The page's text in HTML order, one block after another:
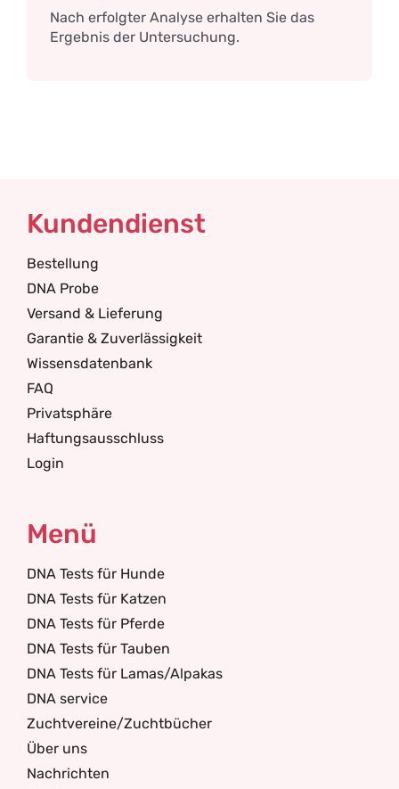
Nach erfolgter Analyse erhalten Sie das
Ergebnis der Untersuchung.
Kundendienst
Bestellung
DNA Probe
Versand & Lieferung
Garantie & Zuverlässigkeit
Wissensdatenbank
FAQ
Privatsphäre
Haftungsausschluss
Login
Menü
DNA Tests für Hunde
DNA Tests für Katzen
DNA Tests für Pferde
DNA Tests für Tauben
DNA Tests für Lamas/Alpakas
DNA service
Zuchtvereine/Zuchtbücher
Über uns
Nachrichten